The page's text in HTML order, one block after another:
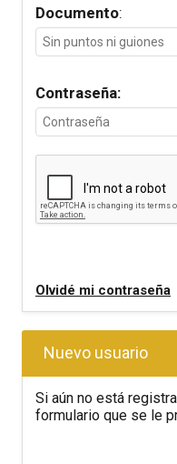
Documento:
Contraseña:
Olvidé mi contraseña
Nuevo usuario
Si aún no está
formulario que se le